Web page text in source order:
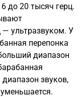
до 20 тысяч герц.
ультразвуком. У
перепонка
диапазон
звуков,